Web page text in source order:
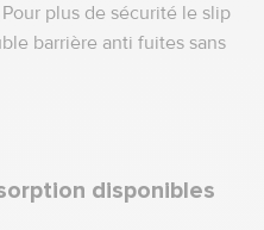
plus de sécurité le slip
barrière anti fuites sans
disponibles